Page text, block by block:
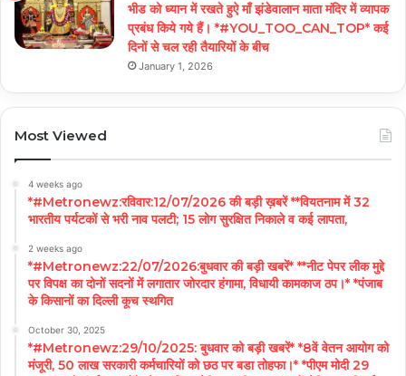
भीड को ध्यान में रखते हुऐ माँ झंडेवालान माता मंदिर में व्यापक
प्रबंध किये गये हैं। *#YOU_TOO_CAN_TOP* कई
दिनों से चल रही तैयारियों के बीच
January 1, 2026
Most Viewed
4 weeks ago
*#Metronewz:रविवार:12/07/2026 की बड़ी ख़बरें **वियतनाम में 32
भारतीय पर्यटकों से भरी नाव पलटी; 15 लोग सुरक्षित निकाले व कई लापता,
2 weeks ago
*#Metronewz:22/07/2026:बुधवार की बड़ी खबरें* **नीट पेपर लीक मुद्दे
पर विपक्ष का दोनों सदनों में लगातार जोरदार हंगामा, विधायी कामकाज ठप।* *पंजाब
के किसानों का दिल्ली कूच स्थगित
October 30, 2025
*#Metronewz:29/10/2025: बुधवार को बड़ी खबरें* *8वें वेतन आयोग को
मंजूरी, 50 लाख सरकारी कर्मचारियों को छठ पर बडा तोहफा।* *पीएम मोदी 29